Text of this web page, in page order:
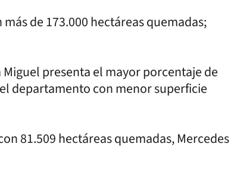
de 173.000 hectáreas quemadas;
presenta el mayor porcentaje de
departamento con menor superficie
81.509 hectáreas quemadas, Mercedes